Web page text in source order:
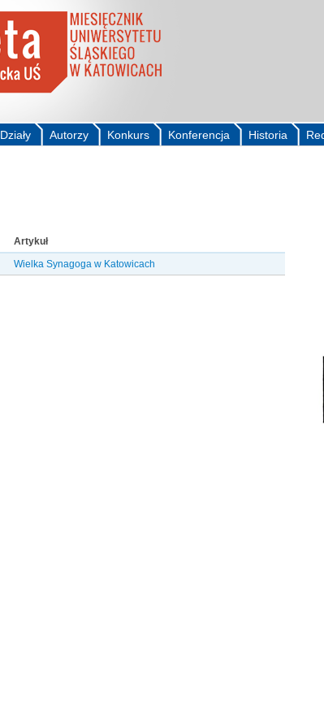
Historia
Konferencja
Konkurs
Autorzy
Działy
Artykuł
Wielka Synagoga w Katowicach